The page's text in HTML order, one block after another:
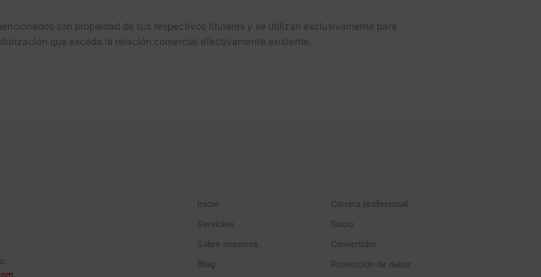
son propiedad de sus respectivos titulares y se utilizan exclusivamente para
que exceda la relación comercial efectivamente existente.
Inicie
Servicios
Sobre nosotros
Blog
Carrera profesional
Socio
Convertidor
Protección de datos